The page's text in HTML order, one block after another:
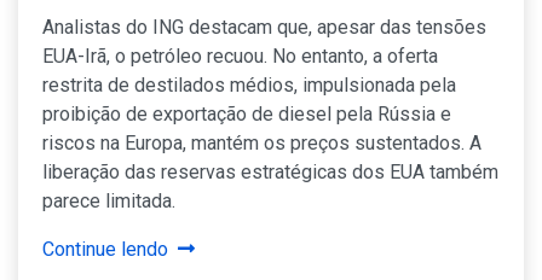
Analistas do ING destacam que, apesar das tensões
EUA-Irã, o petróleo recuou. No entanto, a oferta
restrita de destilados médios, impulsionada pela
proibição de exportação de diesel pela Rússia e
riscos na Europa, mantém os preços sustentados. A
liberação das reservas estratégicas dos EUA também
parece limitada.
Continue lendo